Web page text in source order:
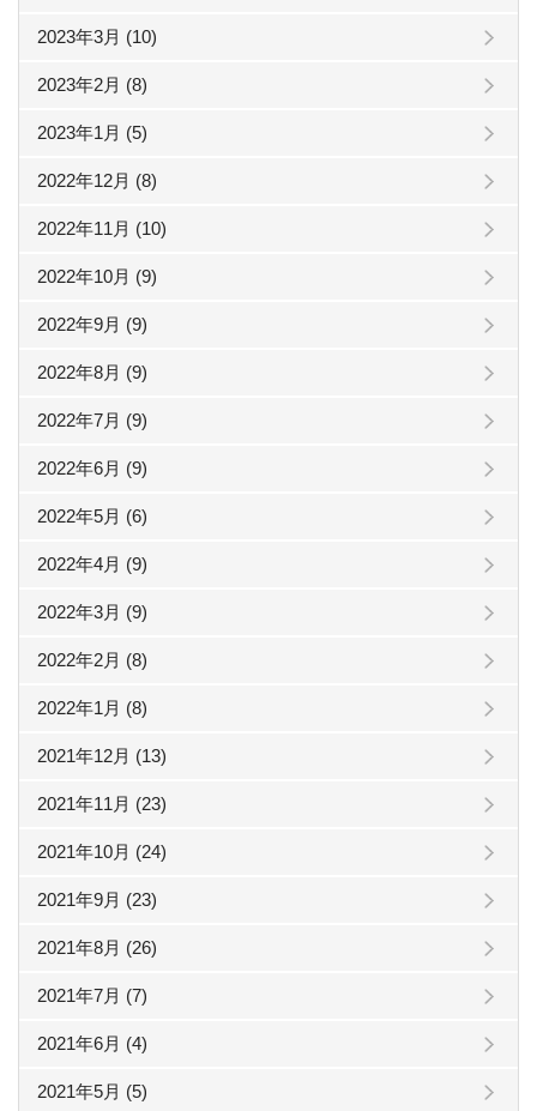
2023年3月 (10)
2023年2月 (8)
2023年1月 (5)
2022年12月 (8)
2022年11月 (10)
2022年10月 (9)
2022年9月 (9)
2022年8月 (9)
2022年7月 (9)
2022年6月 (9)
2022年5月 (6)
2022年4月 (9)
2022年3月 (9)
2022年2月 (8)
2022年1月 (8)
2021年12月 (13)
2021年11月 (23)
2021年10月 (24)
2021年9月 (23)
2021年8月 (26)
2021年7月 (7)
2021年6月 (4)
2021年5月 (5)